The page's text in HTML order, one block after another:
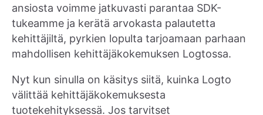
ansiosta voimme jatkuvasti parantaa SDK-
tukeamme ja kerätä arvokasta palautetta
kehittäjiltä, pyrkien lopulta tarjoamaan parhaan
mahdollisen kehittäjäkokemuksen Logtossa.
Nyt kun sinulla on käsitys siitä, kuinka Logto
välittää kehittäjäkokemuksesta
tuotekehityksessä. Jos tarvitset